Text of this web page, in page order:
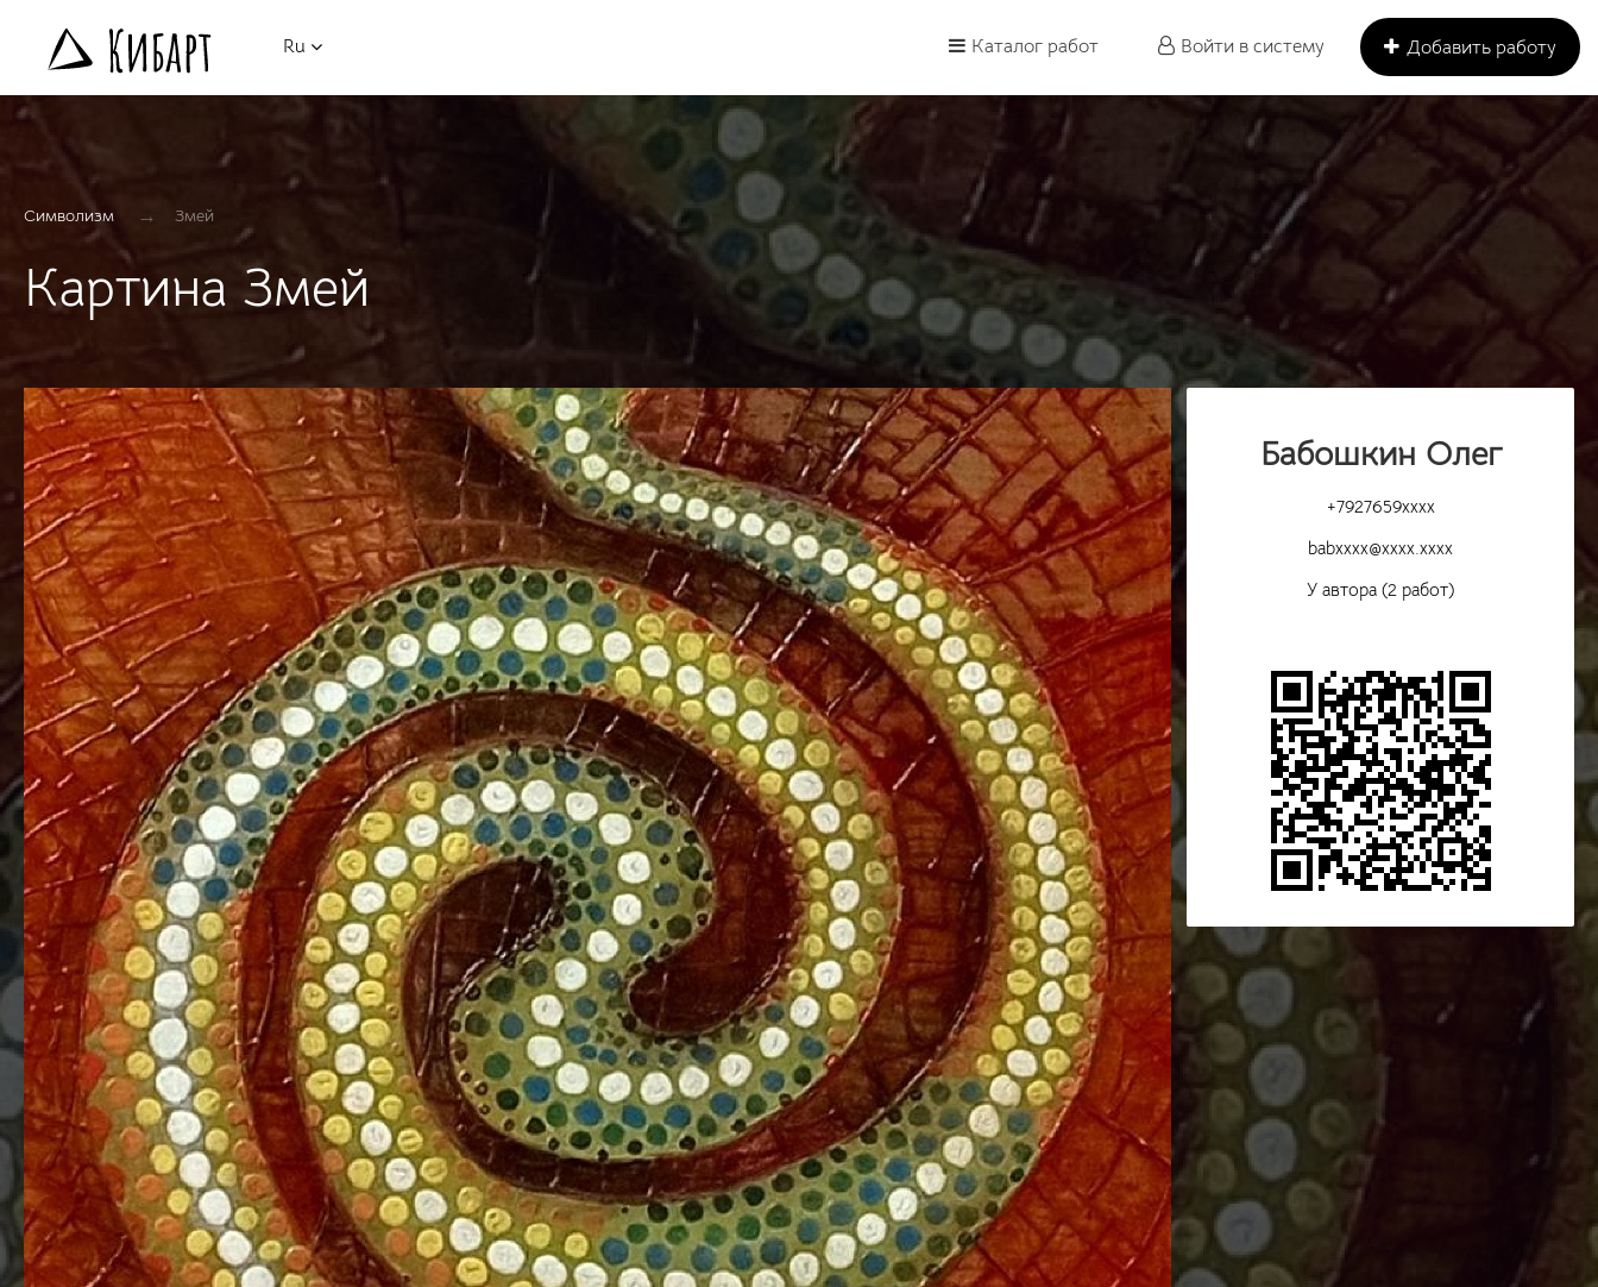
Ru Добавить работу
Каталог работ Войти в систему
Символизм → Змей
Картина Змей
Бабошкин Олег
+7927659xxxx
babxxxx@xxxx.xxxx
У автора (2 работ)